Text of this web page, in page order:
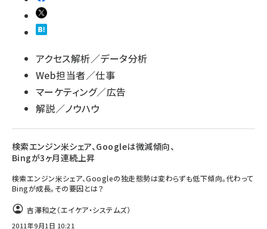
アクセス解析／データ分析
Web担当者／仕事
マーケティング／広告
解説／ノウハウ
検索エンジン米シェア、Googleは微減傾向、
Bingが3ヶ月連続上昇
検索エンジン米シェア、Googleの独走態勢は変わらずも低下傾向。代わって
Bingが成長。その要因とは？
吉澤和之（エイケア・システムズ）
2011年9月1日 10:21